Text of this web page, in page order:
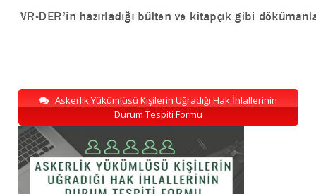
Askerlik Yükümlüsü Kişilerin Uğradığı Hak İhlallerinin
Durum Tespiti Formu